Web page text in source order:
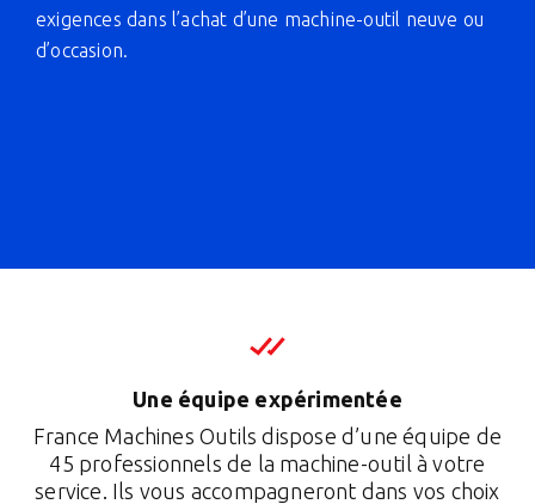
exigences dans l’achat d’une machine-outil neuve ou
d’occasion.
Une équipe expérimentée
France Machines Outils dispose d’une équipe de
45 professionnels de la machine-outil à votre
service. Ils vous accompagneront dans vos choix